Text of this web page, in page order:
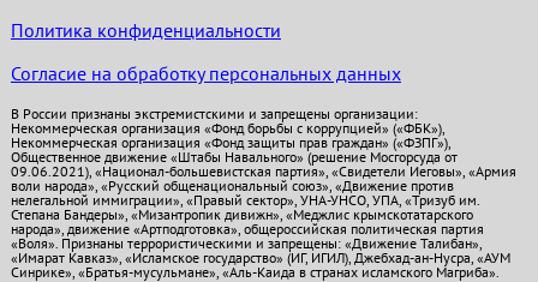
Политика конфиденциальности
Согласие на обработку персональных данных
В России признаны экстремистскими и запрещены организации:
Некоммерческая организация «Фонд борьбы с коррупцией» («ФБК»),
Некоммерческая организация «Фонд защиты прав граждан» («ФЗПГ»),
Общественное движение «Штабы Навального» (решение Мосгорсуда от
09.06.2021), «Национал-большевистская партия», «Свидетели Иеговы», «Армия
воли народа», «Русский общенациональный союз», «Движение против
нелегальной иммиграции», «Правый сектор», УНА-УНСО, УПА, «Тризуб им.
Степана Бандеры», «Мизантропик дивижн», «Меджлис крымскотатарского
народа», движение «Артподготовка», общероссийская политическая партия
«Воля». Признаны террористическими и запрещены: «Движение Талибан»,
«Имарат Кавказ», «Исламское государство» (ИГ, ИГИЛ), Джебхад-ан-Нусра, «АУМ
Синрике», «Братья-мусульмане», «Аль-Каида в странах исламского Магриба».